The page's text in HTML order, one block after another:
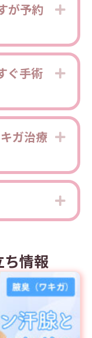
が予約
ぐ手術
ガ治療
ち情報